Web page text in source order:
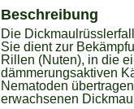
Beschreibung
Die
Sie dient zur
Rillen (Nuten), in die
dämmerungsaktiven
Nematoden
erwachsenen